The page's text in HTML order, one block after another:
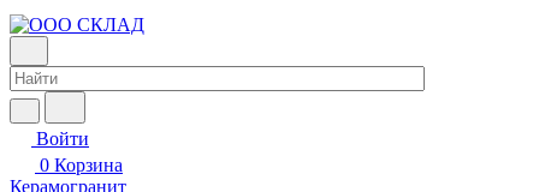
Войти
0 Корзина
Керамогранит